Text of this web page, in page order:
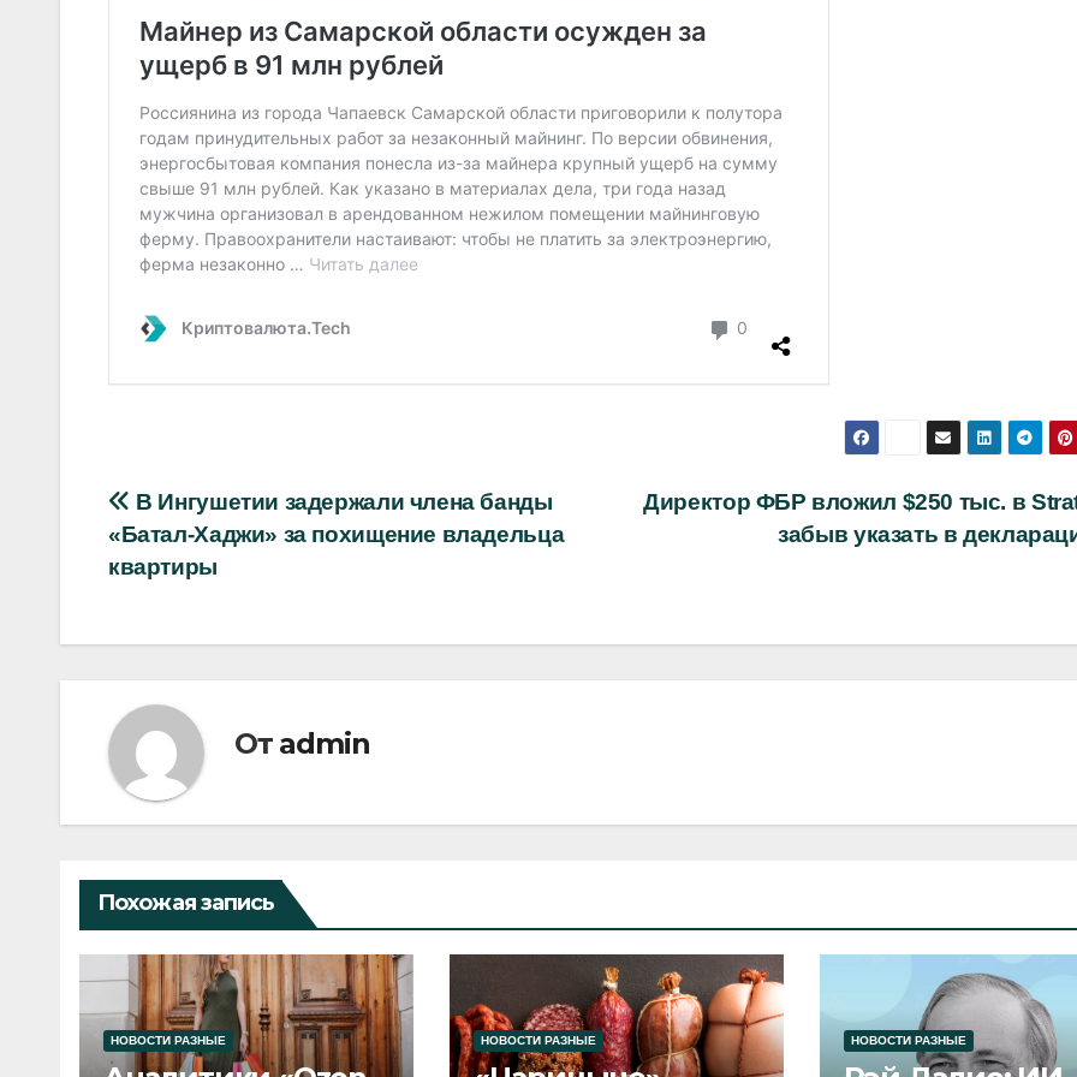
Навигация
по
Директор ФБР вложил $250 тыс. в
забыв указать в
В Ингушетии задержали члена банды
«Батал-Хаджи» за похищение владельца
квартиры
От admin
Похожая запись
НОВОСТИ РАЗНЫЕ НОВОСТИ РАЗНЫЕ НОВОСТИ РАЗНЫЕ